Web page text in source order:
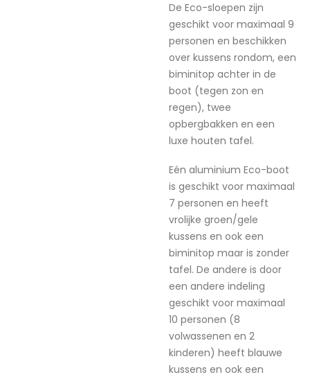
De Eco-sloepen zijn
geschikt voor maximaal 9
personen en beschikken
over kussens rondom, een
biminitop achter in de
boot (tegen zon en
regen), twee
opbergbakken en een
luxe houten tafel.
Eén aluminium Eco-boot
is geschikt voor maximaal
7 personen en heeft
vrolijke groen/gele
kussens en ook een
biminitop maar is zonder
tafel. De andere is door
een andere indeling
geschikt voor maximaal
10 personen (8
volwassenen en 2
kinderen) heeft blauwe
kussens en ook een